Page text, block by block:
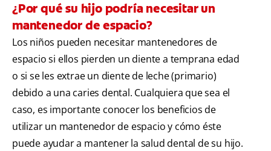
¿Por qué su hijo podría necesitar un
mantenedor de espacio?
Los niños pueden necesitar mantenedores de
espacio si ellos pierden un diente a temprana edad
o si se les extrae un diente de leche (primario)
debido a una caries dental. Cualquiera que sea el
caso, es importante conocer los beneficios de
utilizar un mantenedor de espacio y cómo éste
puede ayudar a mantener la salud dental de su hijo.